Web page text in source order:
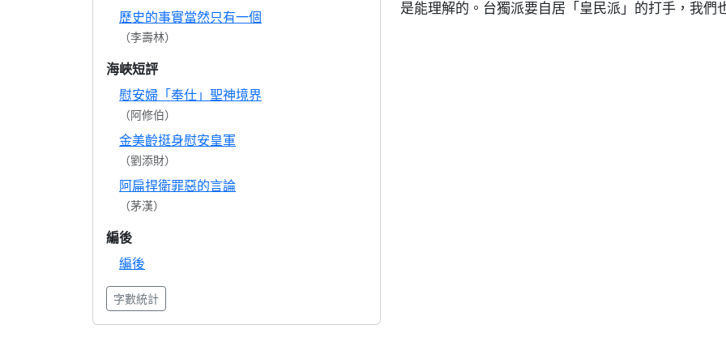
歷史的事實當然只有一個
（李壽林）
海峽短評
慰安婦「奉仕」聖神境界
（阿修伯）
金美齡挺身慰安皇軍
（劉添財）
阿扁捍衛罪惡的言論
（茅漢）
編後
編後
字數統計
是能理解的。台獨派要自居「皇民派」的打手，我